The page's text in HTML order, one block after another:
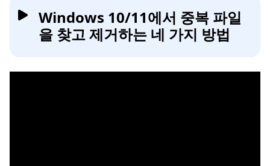
Windows 10/11에서 중복 파일
을 찾고 제거하는 네 가지 방법